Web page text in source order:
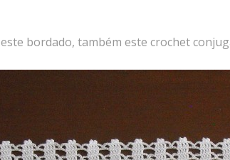
bordado, também este crochet